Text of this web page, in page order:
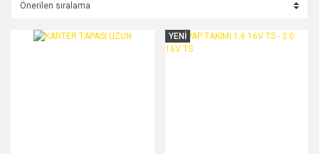
YENİ